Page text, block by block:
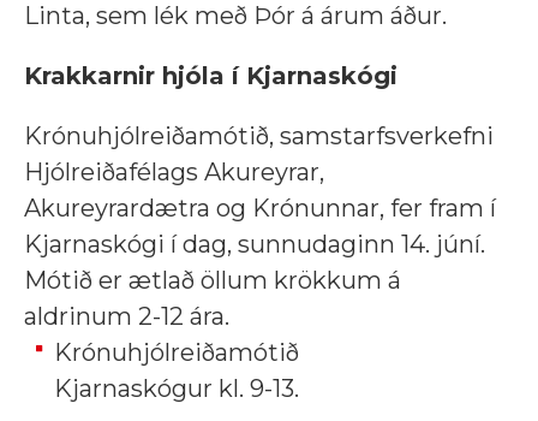
Linta, sem lék með Þór á árum áður.
Krakkarnir hjóla í Kjarnaskógi
Krónuhjólreiðamótið, samstarfsverkefni
Hjólreiðafélags Akureyrar,
Akureyrardætra og Krónunnar, fer fram í
Kjarnaskógi í dag, sunnudaginn 14. júní.
Mótið er ætlað öllum krökkum á
aldrinum 2-12 ára.
Krónuhjólreiðamótið
Kjarnaskógur kl. 9-13.